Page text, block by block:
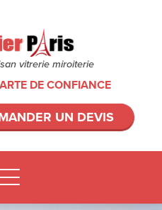
vitrerie miroiterie
DE CONFIANCE
UN DEVIS